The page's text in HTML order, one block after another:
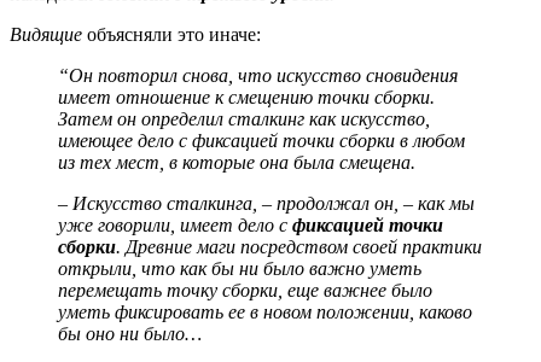
Видящие объясняли это иначе:
“Он повторил снова, что искусство сновидения
имеет отношение к смещению точки сборки.
Затем он определил сталкинг как искусство,
имеющее дело с фиксацией точки сборки в любом
из тех мест, в которые она была смещена.
– Искусство сталкинга, – продолжал он, – как мы
уже говорили, имеет дело с фиксацией точки
сборки. Древние маги посредством своей практики
открыли, что как бы ни было важно уметь
перемещать точку сборки, еще важнее было
уметь фиксировать ее в новом положении, каково
бы оно ни было…